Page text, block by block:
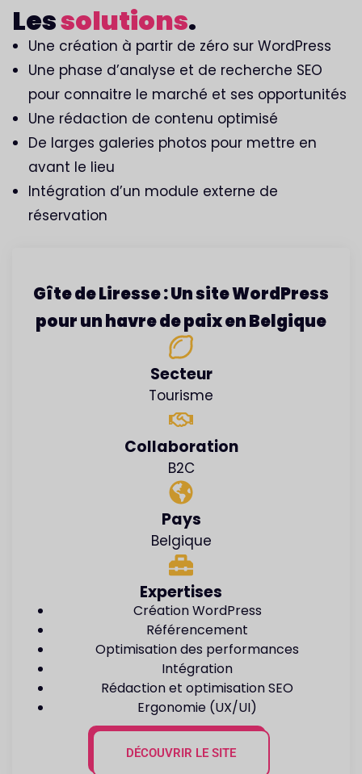
Lessolutions.
Une création à partir de zéro sur WordPress
Une phase d’analyse et de recherche SEO
pour connaitre le marché et ses opportunités
Une rédaction de contenu optimisé
De larges galeries photos pour mettre en
avant le lieu
Intégration d’un module externe de
réservation
Gîte de Liresse : Un site WordPress
pour un havre de paix en Belgique
Secteur
Tourisme
Collaboration
B2C
Pays
Belgique
Expertises
Création WordPress
Référencement
Optimisation des performances
Intégration
Rédaction et optimisation SEO
Ergonomie (UX/UI)
DÉCOUVRIR LE SITE